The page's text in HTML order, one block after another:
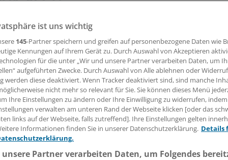
und Social Media – passt das zusammen? Und was
im Web tun? Dazu Tipps von Experten.
Leserin, lieber Leser,
Beitrag können Sie lesen, sobald Sie sich
Jetzt anmelden »
Kostenlos
vergessen?
Problem beim Login?
ist uns wichtig
145-Partner speichern und greifen auf personenbezogene Daten wie
Kennungen auf Ihrem Gerät zu. Durch Auswahl von Akzeptieren
für die unter „Wir und unsere Partner verarbeiten Daten, um
aufgeführten Zwecke. Durch Auswahl von Alle ablehnen oder
werden diese deaktiviert. Wenn Tracker deaktiviert sind, sind manche
nicht mehr so relevant für Sie. Sie können dieses Menü
Ihre Einstellungen zu ändern oder Ihre Einwilligung zu widerrufen, indem
verwalten am unteren Rand der Webseite klicken [oder das
links auf der Webseite, falls zutreffend]. Ihre Einstellungen gelten
Informationen finden Sie in unserer Datenschutzerklärung. Details
Partner verarbeiten Daten, um Folgendes